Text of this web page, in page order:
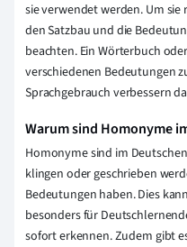
sie verwendet werden. Um
den Satzbau und die
beachten. Ein Wörterbuch
verschiedenen Bedeutungen
Sprachgebrauch verbessern
Warum sind Homonyme
Homonyme sind im
klingen oder geschrieben
Bedeutungen haben. Dies
besonders für
sofort erkennen. Zudem gibt